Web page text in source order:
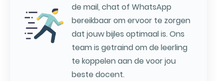
de mail, chat of WhatsApp
bereikbaar om ervoor te zorgen
dat jouw bijles optimaal is. Ons
team is getraind om de leerling
te koppelen aan de voor jou
beste docent.